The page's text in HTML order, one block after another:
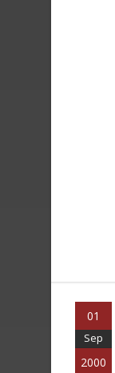
01
Sep
2000